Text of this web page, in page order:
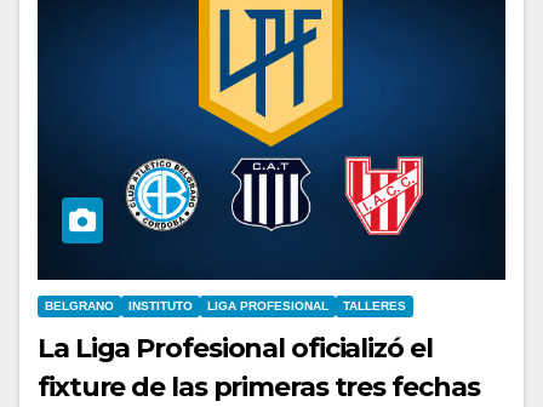
BELGRANO INSTITUTO LIGA PROFESIONAL TALLERES
La Liga Profesional oficializó el
fixture de las primeras tres fechas